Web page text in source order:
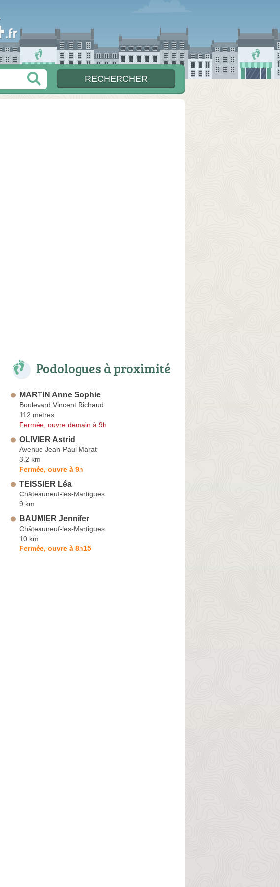
Podologues à proximité
MARTIN Anne Sophie
Boulevard Vincent Richaud
112 mètres
Fermée, ouvre demain à 9h
OLIVIER Astrid
Avenue Jean-Paul Marat
3.2 km
Fermée, ouvre à 9h
TEISSIER Léa
Châteauneuf-les-Martigues
9 km
BAUMIER Jennifer
Châteauneuf-les-Martigues
10 km
Fermée, ouvre à 8h15